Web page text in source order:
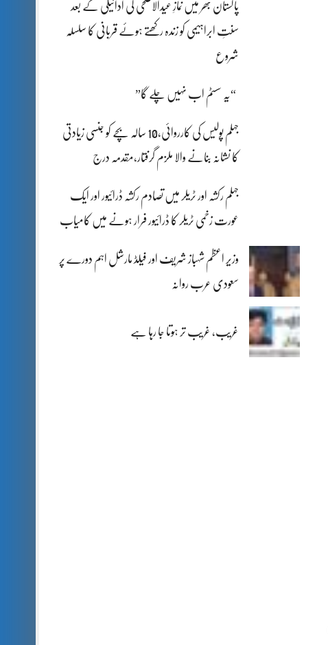
پاکستان بھر میں نمازِ عیدالاضحی کی ادائیگی کے بعد
سنتِ ابراہیمی کو زندہ رکھتے ہوئے قربانی کا سلسلہ
شروع
“یہ سسٹم اب نہیں چلے گا”
جہلم پولیس کی کارروائی،10 سالہ بچے کو جنسی زیادتی
کا نشانہ بنانے والا ملزم گرفتار،مقدمہ درج
جہلم رکشہ اور ٹریلر میں تصادم رکشہ ڈرائیور اور ایک
عورت زخمی ٹریلر کا ڈرائیور فرار ہونے میں کامیاب
وزیر اعظم شہباز شریف اور فیلڈ مارشل اہم دورے پر
سعودی عرب روانہ
غریب، غریب تر ہوتا جا رہا ہے